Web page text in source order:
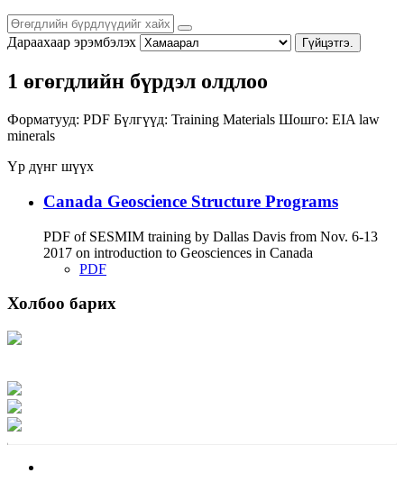
Дараахаар эрэмбэлэх Гүйцэтгэ.
1 өгөгдлийн бүрдэл олдлоо
Форматууд: PDF Бүлгүүд: Training Materials Шошго: EIA law
minerals
Үр дүнг шүүх
Canada Geoscience Structure Programs
PDF of SESMIM training by Dallas Davis from Nov. 6-13
2017 on introduction to Geosciences in Canada
PDF
Холбоо барих